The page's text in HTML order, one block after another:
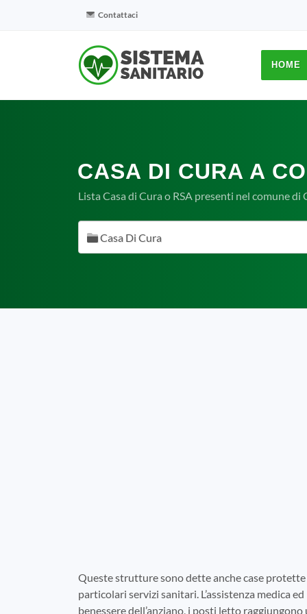
Contattaci
HOME
CASA DI CURA A
Lista Casa di Cura o RSA presenti nel comune
Casa Di Cura
Queste strutture sono dette anche case protette
particolari servizi sanitari. L’assistenza medica
benessere dell’anziano, i posti letto